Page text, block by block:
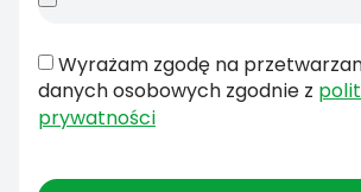
Wyrażam zgodę na
danych osobowych zgodnie z
prywatności